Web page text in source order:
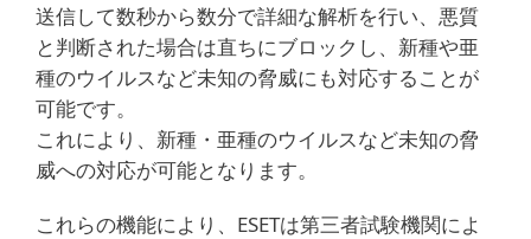
送信して数秒から数分で詳細な解析を行い、悪質
と判断された場合は直ちにブロックし、新種や亜
種のウイルスなど未知の脅威にも対応することが
可能です。
これにより、新種・亜種のウイルスなど未知の脅
威への対応が可能となります。
これらの機能により、ESETは第三者試験機関によ